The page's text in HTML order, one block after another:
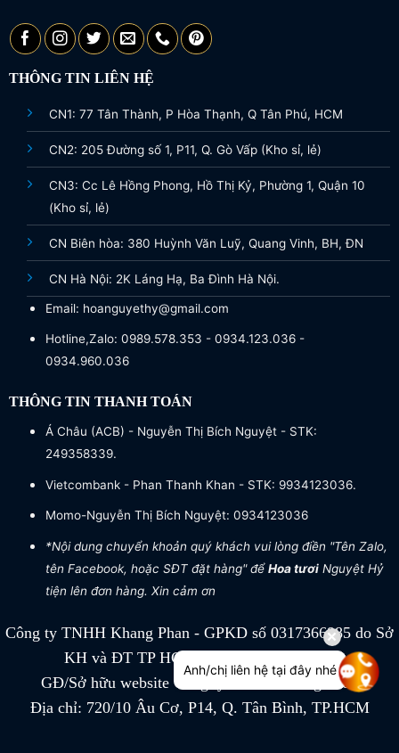
THÔNG TIN LIÊN HỆ
CN1: 77 Tân Thành, P Hòa Thạnh, Q Tân Phú, HCM
CN2: 205 Đường số 1, P11, Q. Gò Vấp (Kho sỉ, lẻ)
CN3: Cc Lê Hồng Phong, Hồ Thị Kỷ, Phường 1, Quận 10
(Kho sỉ, lẻ)
CN Biên hòa: 380 Huỳnh Văn Luỹ, Quang Vinh, BH, ĐN
CN Hà Nội: 2K Láng Hạ, Ba Đình Hà Nội.
Email: hoanguyethy@gmail.com
Hotline,Zalo: 0989.578.353 - 0934.123.036 -
0934.960.036
THÔNG TIN THANH TOÁN
Á Châu (ACB) - Nguyễn Thị Bích Nguyệt - STK:
249358339.
Vietcombank - Phan Thanh Khan - STK: 9934123036.
Momo-Nguyễn Thị Bích Nguyệt: 0934123036
*Nội dung chuyển khoản quý khách vui lòng điền "Tên Zalo,
tên Facebook, hoặc SĐT đặt hàng" đểHoa tươiNguyệt Hỷ
tiện lên đơn hàng. Xin cảm ơn
Công ty TNHH Khang Phan - GPKD số 0317366885 do Sở
KH và ĐT TP HCM cấp ngày 04/07/2022
GĐ/Sở hữu website Công ty TNHH Khang Phan
Địa chỉ: 720/10 Âu Cơ, P14, Q. Tân Bình, TP.HCM
Anh/chị liên hệ tại đây nhé